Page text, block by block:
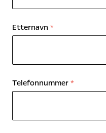
Etternavn *
Telefonnummer *